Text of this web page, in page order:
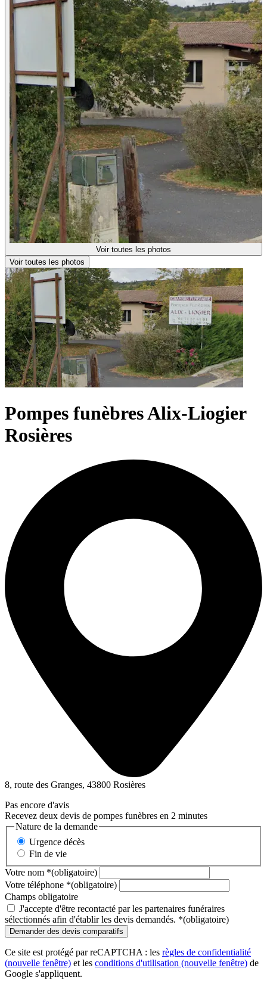
Voir toutes les photos
Voir toutes les photos
Pompes funèbres Alix-Liogier
Rosières
8, route des Granges, 43800 Rosières
Pas encore d'avis
Recevez deux devis de pompes funèbres en 2 minutes
Nature de la demande
Urgence décès
Fin de vie
Votre nom *(obligatoire)
Votre téléphone *(obligatoire)
Champs obligatoire
J'accepte d'être recontacté par les partenaires funéraires
sélectionnés afin d'établir les devis demandés. *(obligatoire)
Ce site est protégé par reCAPTCHA : les règles de confidentialité
(nouvelle fenêtre) et les conditions d'utilisation (nouvelle fenêtre) de
Google s'appliquent.